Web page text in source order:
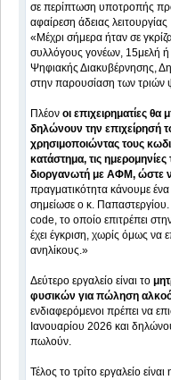
σε περίπτωση υποτροπής
αφαίρεση άδειας λειτουργίας
«Μέχρι σήμερα ήταν σε
συλλόγους γονέων, 15μελή
Ψηφιακής Διακυβέρνησης,
στην παρουσίαση των τριών
Πλέον οι επιχειρηματίες
δηλώνουν την επιχείρησή
χρησιμοποιώντας τους
κατάστημα, τις
διοργανωτή με ΑΦΜ, ώστε
πραγματικότητα κάνουμε
σημείωσε ο κ. Παπαστεργίου.
code, το οποίο επιτρέπει
έχει έγκριση, χωρίς όμως να
ανηλίκους.»
Δεύτερο εργαλείο είναι το
φυσικών για πώληση
ενδιαφερόμενοι πρέπει να
Ιανουαρίου 2026 και
πωλούν.
Τέλος το τρίτο εργαλείο είναι